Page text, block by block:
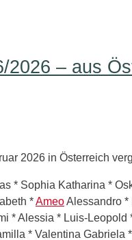
2026 – aus
2026 in Österreich
* Sophia Katharina *
*AmeoAlessandro *
* Alessia * Luis-Leopold
* Valentina Gabriela